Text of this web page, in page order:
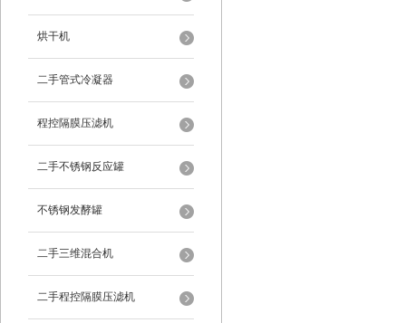
烘干机
二手管式冷凝器
程控隔膜压滤机
二手不锈钢反应罐
不锈钢发酵罐
二手三维混合机
二手程控隔膜压滤机